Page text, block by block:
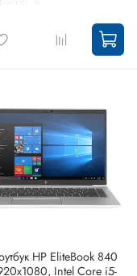
HP EliteBook 840
Intel Core i5-